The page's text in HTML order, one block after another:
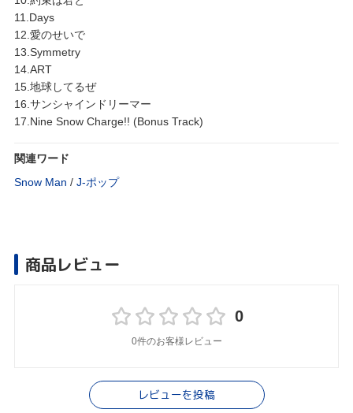
11.Days
12.愛のせいで
13.Symmetry
14.ART
15.地球してるぜ
16.サンシャインドリーマー
17.Nine Snow Charge!! (Bonus Track)
関連ワード
Snow Man / J‐ポップ
商品レビュー
0
0件のお客様レビュー
レビューを投稿